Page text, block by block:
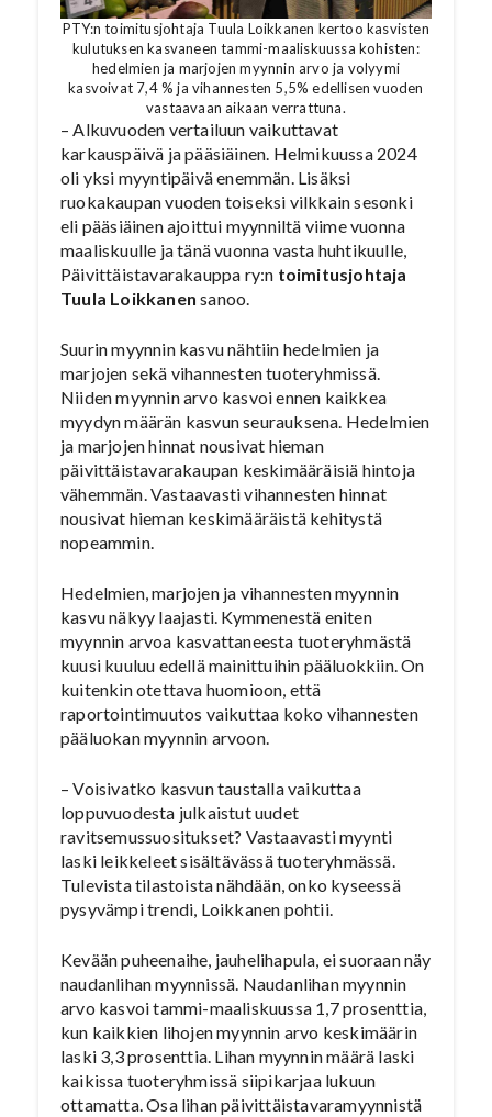
PTY:n toimitusjohtaja Tuula Loikkanen kertoo kasvisten
kulutuksen kasvaneen tammi-maaliskuussa kohisten:
hedelmien ja marjojen myynnin arvo ja volyymi
kasvoivat 7,4 % ja vihannesten 5,5% edellisen vuoden
vastaavaan aikaan verrattuna.
– Alkuvuoden vertailuun vaikuttavat
karkauspäivä ja pääsiäinen. Helmikuussa 2024
oli yksi myyntipäivä enemmän. Lisäksi
ruokakaupan vuoden toiseksi vilkkain sesonki
eli pääsiäinen ajoittui myynniltä viime vuonna
maaliskuulle ja tänä vuonna vasta huhtikuulle,
Päivittäistavarakauppa ry:n toimitusjohtaja
Tuula Loikkanen sanoo.
Suurin myynnin kasvu nähtiin hedelmien ja
marjojen sekä vihannesten tuoteryhmissä.
Niiden myynnin arvo kasvoi ennen kaikkea
myydyn määrän kasvun seurauksena. Hedelmien
ja marjojen hinnat nousivat hieman
päivittäistavarakaupan keskimääräisiä hintoja
vähemmän. Vastaavasti vihannesten hinnat
nousivat hieman keskimääräistä kehitystä
nopeammin.
Hedelmien, marjojen ja vihannesten myynnin
kasvu näkyy laajasti. Kymmenestä eniten
myynnin arvoa kasvattaneesta tuoteryhmästä
kuusi kuuluu edellä mainittuihin pääluokkiin. On
kuitenkin otettava huomioon, että
raportointimuutos vaikuttaa koko vihannesten
pääluokan myynnin arvoon.
– Voisivatko kasvun taustalla vaikuttaa
loppuvuodesta julkaistut uudet
ravitsemussuositukset? Vastaavasti myynti
laski leikkeleet sisältävässä tuoteryhmässä.
Tulevista tilastoista nähdään, onko kyseessä
pysyvämpi trendi, Loikkanen pohtii.
Kevään puheenaihe, jauhelihapula, ei suoraan näy
naudanlihan myynnissä. Naudanlihan myynnin
arvo kasvoi tammi-maaliskuussa 1,7 prosenttia,
kun kaikkien lihojen myynnin arvo keskimäärin
laski 3,3 prosenttia. Lihan myynnin määrä laski
kaikissa tuoteryhmissä siipikarjaa lukuun
ottamatta. Osa lihan päivittäistavaramyynnistä